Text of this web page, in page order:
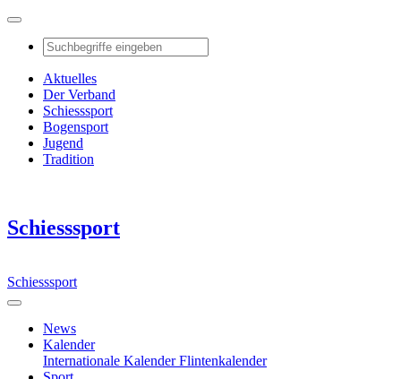
Aktuelles
Der Verband
Schiesssport
Bogensport
Jugend
Tradition
Schiesssport
Schiesssport
News
Kalender
Internationale KalenderFlintenkalender